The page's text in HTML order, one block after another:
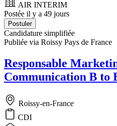
AIR INTERIM
Postée il y a 49 jours
Postuler
Candidature simplifiée
Publiée via Roissy Pays de France
Responsable
Communication B to
Roissy-en-France
CDI